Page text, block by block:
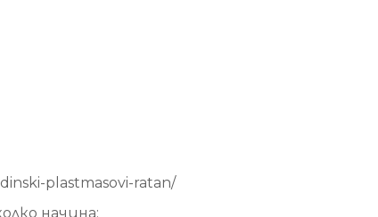
plastmasovi-ratan/
начина: